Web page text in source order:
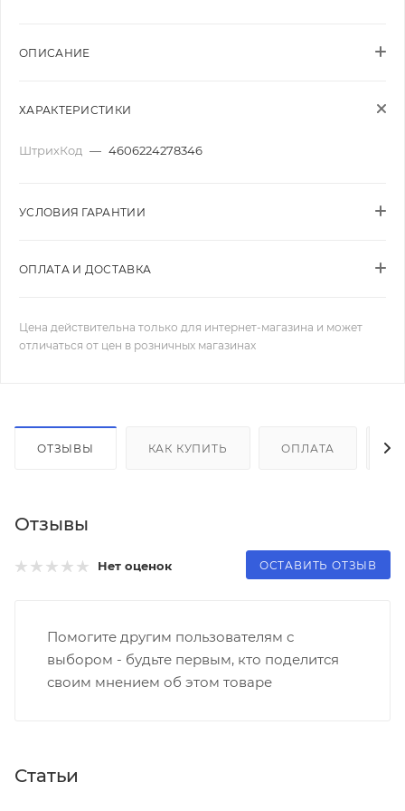
ОПИСАНИЕ
ХАРАКТЕРИСТИКИ
ШтрихКод — 4606224278346
УСЛОВИЯ ГАРАНТИИ
ОПЛАТА И ДОСТАВКА
Цена действительна только для интернет-магазина и может
отличаться от цен в розничных магазинах
ОТЗЫВЫ КАК КУПИТЬ ОПЛАТА
Отзывы
Нет оценок ОСТАВИТЬ ОТЗЫВ
Помогите другим пользователям с
выбором - будьте первым, кто поделится
своим мнением об этом товаре
Статьи